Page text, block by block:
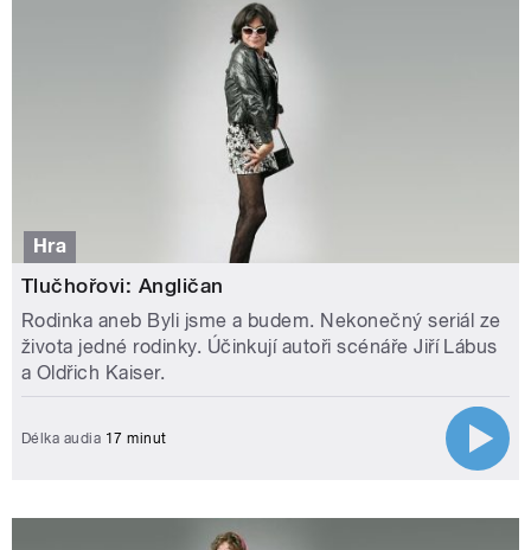
Hra
Tlučhořovi: Angličan
Rodinka aneb Byli jsme a budem. Nekonečný seriál ze
života jedné rodinky. Účinkují autoři scénáře Jiří Lábus
a Oldřich Kaiser.
Délka audia 17 minut